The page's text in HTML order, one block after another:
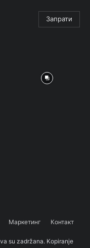
Запрати
Маркетинг Контакт
su zadržana. Kopiranje